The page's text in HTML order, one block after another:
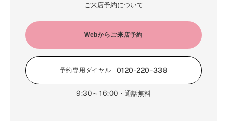
ご来店予約について
Webからご来店予約
予約専用ダイヤル 0120-220-338
9:30～16:00 ・通話無料